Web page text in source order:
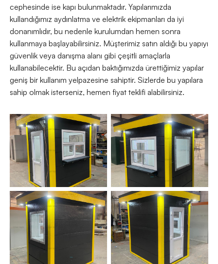
cephesinde ise kapı bulunmaktadır. Yapılarımızda
kullandığımız aydınlatma ve elektrik ekipmanları da iyi
donanımlıdır, bu nedenle kurulumdan hemen sonra
kullanmaya başlayabilirsiniz. Müşterimiz satın aldığı bu yapıyı
güvenlik veya danışma alanı gibi çeşitli amaçlarla
kullanabilecektir. Bu açıdan baktığımızda ürettiğimiz yapılar
geniş bir kullanım yelpazesine sahiptir. Sizlerde bu yapılara
sahip olmak isterseniz, hemen fiyat teklifi alabilirsiniz.